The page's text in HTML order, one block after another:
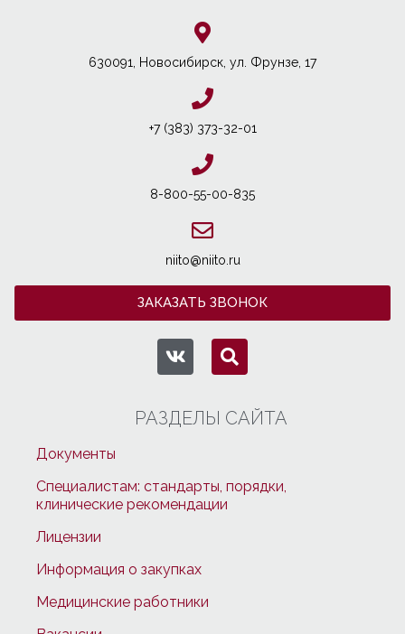
630091, Новосибирcк, ул. Фрунзе, 17
+7 (383) 373-32-01
8-800-55-00-835
niito@niito.ru
ЗАКАЗАТЬ ЗВОНОК
РАЗДЕЛЫ САЙТА
Документы
Специалистам: стандарты, порядки,
клинические рекомендации
Лицензии
Информация о закупках
Медицинские работники